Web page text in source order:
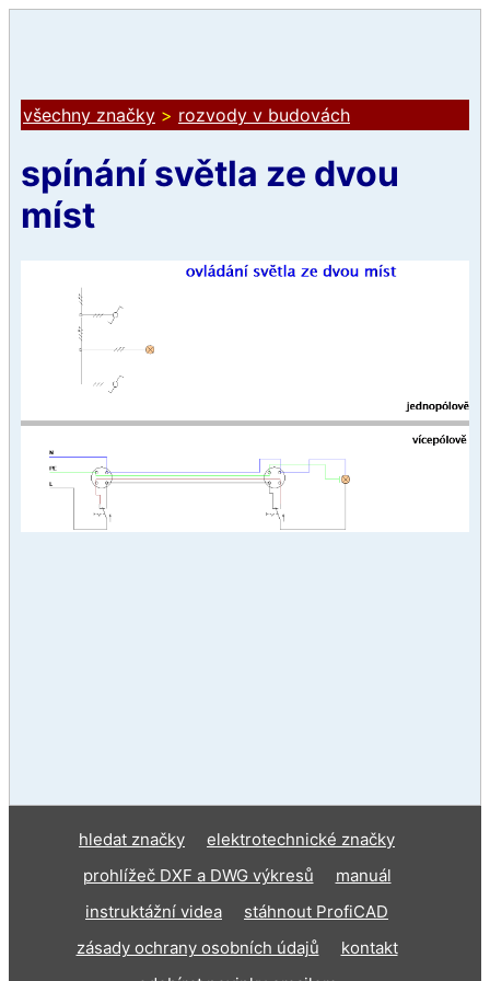
všechny značky > rozvody v budovách
spínání světla ze dvou
míst
hledat značky
elektrotechnické značky
prohlížeč DXF a DWG výkresů
manuál
instruktážní videa
stáhnout ProfiCAD
zásady ochrany osobních údajů
kontakt